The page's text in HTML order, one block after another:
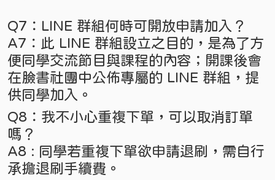
Q7：LINE 群組何時可開放申請加入？
A7：此 LINE 群組設立之目的，是為了方
便同學交流節目與課程的內容；開課後會
在臉書社團中公佈專屬的 LINE 群組，提
供同學加入。
Q8：我不小心重複下單，可以取消訂單
嗎？
A8 : 同學若重複下單欲申請退刷，需自行
承擔退刷手續費。